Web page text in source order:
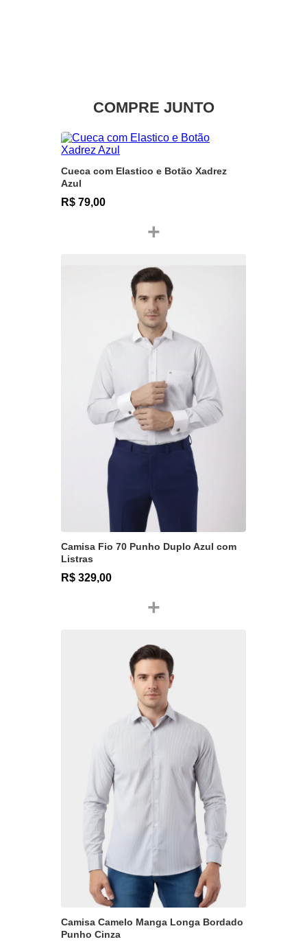
COMPRE JUNTO
Cueca com Elastico e Botão Xadrez
Azul
R$ 79,00
+
Camisa Fio 70 Punho Duplo Azul com
Listras
R$ 329,00
+
Camisa Camelo Manga Longa Bordado
Punho Cinza